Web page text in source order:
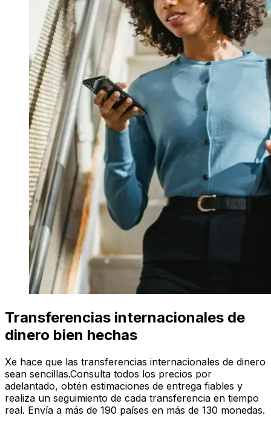
Transferencias internacionales de
dinero bien hechas
Xe hace que las transferencias internacionales de dinero
sean sencillas.Consulta todos los precios por
adelantado, obtén estimaciones de entrega fiables y
realiza un seguimiento de cada transferencia en tiempo
real. Envía a más de 190 países en más de 130 monedas.